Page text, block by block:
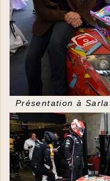
Présentation à